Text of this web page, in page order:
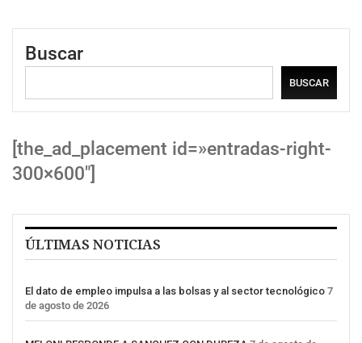
Buscar
BUSCAR
[the_ad_placement id=»entradas-right-
300×600″]
ÚLTIMAS NOTICIAS
El dato de empleo impulsa a las bolsas y al sector tecnológico 7
de agosto de 2026